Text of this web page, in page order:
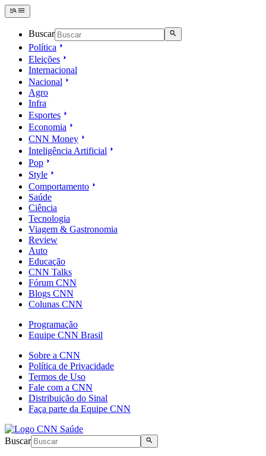
Buscar
Política
Eleições
Internacional
Nacional
Agro
Infra
Esportes
Economia
CNN Money
Inteligência Artificial
Pop
Style
Comportamento
Saúde
Ciência
Tecnologia
Viagem & Gastronomia
Review
Auto
Educação
CNN Talks
Fórum CNN
Blogs CNN
Colunas CNN
Programação
Equipe CNN Brasil
Sobre a CNN
Política de Privacidade
Termos de Uso
Fale com a CNN
Distribuição do Sinal
Faça parte da Equipe CNN
Buscar